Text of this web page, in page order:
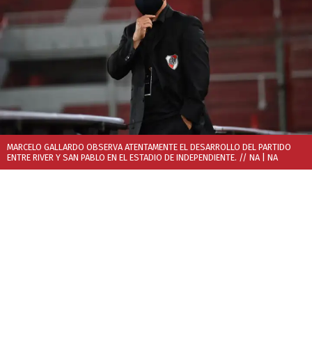
MARCELO GALLARDO OBSERVA ATENTAMENTE EL DESARROLLO DEL PARTIDO
ENTRE RIVER Y SAN PABLO EN EL ESTADIO DE INDEPENDIENTE. // NA | NA